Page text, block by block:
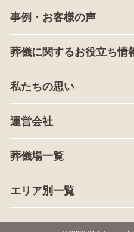
事例・お客様の声
葬儀に関するお役立ち情
私たちの思い
運営会社
葬儀場一覧
エリア別一覧